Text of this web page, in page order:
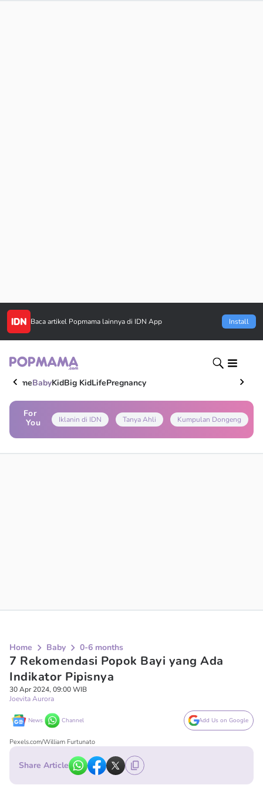
Baca artikel Popmama lainnya di IDN App Install
HomeBabyKidBig KidLifePregnancy
For
You
Iklanin di IDN Tanya Ahli Kumpulan Dongeng
Home Baby 0-6 months
7 Rekomendasi Popok Bayi yang Ada
Indikator Pipisnya
30 Apr 2024, 09:00 WIB
Joevita Aurora
News Channel Add Us on Google
Pexels.com/William Furtunato
Share Article